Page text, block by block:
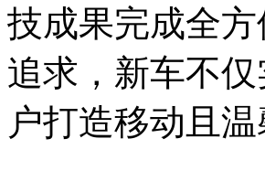
技成果完成全
追求，新车不
户打造移动且